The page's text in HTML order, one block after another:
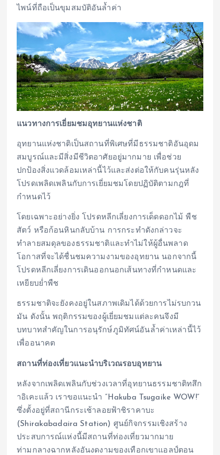
ไพน์ที่ถือเป็นขุมสมบัติอันล้ำค่า
แนวทางการเยี่ยมชมอุทยานแห่งชาติ
อุทยานแห่งชาติเป็นสถานที่พิเศษที่มีธรรมชาติอันอุดม
สมบูรณ์และมีสิ่งมีชีวิตอาศัยอยู่มากมาย เพื่อช่วย
ปกป้องสิ่งแวดล้อมเหล่านี้ไว้และส่งต่อให้กับคนรุ่นหลัง
โปรดเพลิดเพลินกับการเยี่ยมชมโดยปฏิบัติตามกฎที่
กำหนดไว้
โดยเฉพาะอย่างยิ่ง โปรดหลีกเลี่ยงการเด็ดดอกไม้ พืช
สัตว์ หรือก้อนหินกลับบ้าน การกระทำดังกล่าวจะ
ทำลายสมดุลของธรรมชาติและทำไม่ให้ผู้อื่นพลาด
โอกาสที่จะได้ชื่นชมความงามของอุทยาน นอกจากนี้
โปรดหลีกเลี่ยงการเดินออกนอกเส้นทางที่กำหนดและ
เหยียบย่ำพืช
ธรรมชาติจะยังคงอยู่ในสภาพเดิมได้ด้วยการไม่รบกวน
มัน ดังนั้น พฤติกรรมของผู้เยี่ยมชมแต่ละคนจึงมี
บทบาทสำคัญในการอนุรักษ์ภูมิทัศน์อันล้ำค่าเหล่านี้ไว้
เพื่ออนาคต
สถานที่ท่องเที่ยวแนะนำบริเวณรอบอุทยาน
หลังจากเพลิดเพลินกับช่วงเวลาที่อุทยานธรรมชาติทสึก
าอิเคะแล้ว เราขอแนะนำ “Hakuba Tsugaike WOW!”
ซึ่งตั้งอยู่ที่สถานีกระเช้าลอยฟ้าชิราคาบะ
(Shirakabadaira Station) ศูนย์กิจกรรมเชิงสร้าง
ประสบการณ์แห่งนี้มีสถานที่ท่องเที่ยวมากมาย
ท่ามกลางฉากหลังอันงดงามของเทือกเขาแอลป์ตอน